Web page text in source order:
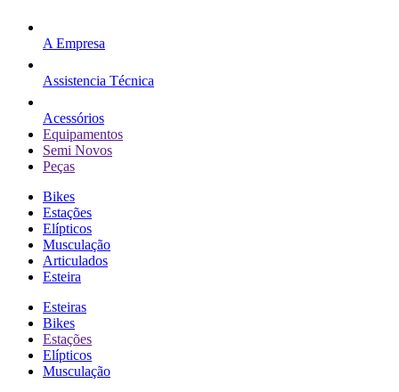
A Empresa
Assistencia Técnica
Acessórios
Equipamentos
Semi Novos
Peças
Bikes
Estações
Elípticos
Musculação
Articulados
Esteira
Esteiras
Bikes
Estações
Elípticos
Musculação